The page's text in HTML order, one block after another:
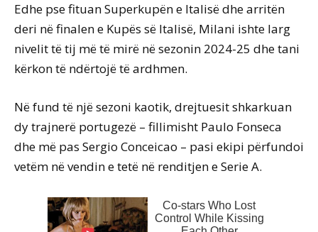
Edhe pse fituan Superkupën e Italisë dhe arritën
deri në finalen e Kupës së Italisë, Milani ishte larg
nivelit të tij më të mirë në sezonin 2024-25 dhe tani
kërkon të ndërtojë të ardhmen.
Në fund të një sezoni kaotik, drejtuesit shkarkuan
dy trajnerë portugezë – fillimisht Paulo Fonseca
dhe më pas Sergio Conceicao – pasi ekipi përfundoi
vetëm në vendin e tetë në renditjen e Serie A.